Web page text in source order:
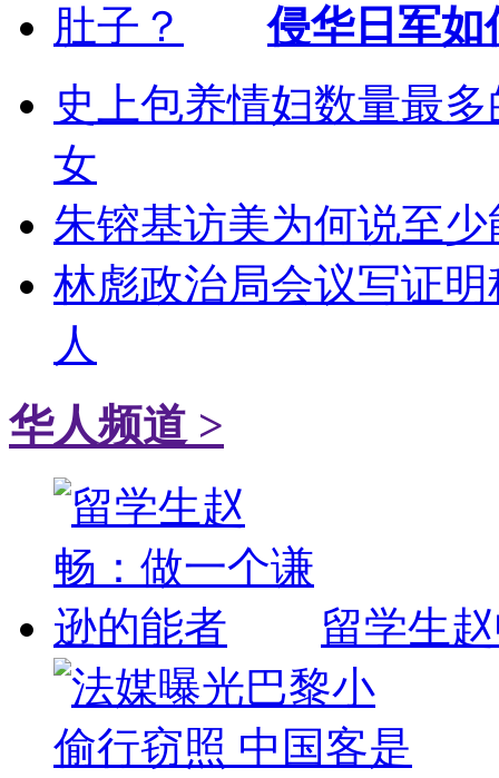
侵华日军如
史上包养情妇数量最
女
朱镕基访美为何说至
林彪政治局会议写证
人
华人频道 >
留学生